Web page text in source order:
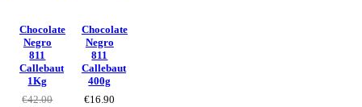
Chocolate
Negro
811
Callebaut
1Kg
€42.00
Chocolate
Negro
811
Callebaut
400g
€16.90